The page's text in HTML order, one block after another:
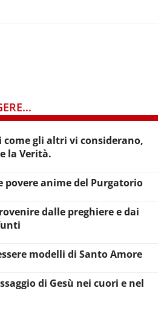
come gli altri vi considerano,
la Verità.
povere anime del Purgatorio
dalle preghiere e dai
modelli di Santo Amore
di Gesù nei cuori e nel